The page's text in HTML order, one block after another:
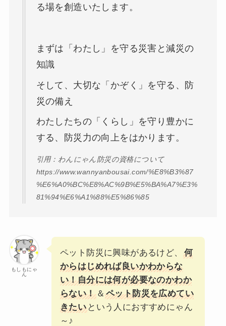
る場を創造いたします。
まずは「わたし」を守る災害と減災の
知識
そして、大切な「かぞく」を守る、防
災の備え
​わたしたちの「くらし」を守り豊かに
する、防災力の向上をはかります。
引用：​わんにゃん防災の資格について
https://www.wannyanbousai.com/%E8%B3%87
%E6%A0%BC%E8%AC%9B%E5%BA%A7%E3%
81%94%E6%A1%88%E5%86%85
もしもにゃ
ん
ペット防災に興味があるけど、
何
からはじめれば良いかわからな
い！自分には何が必要なのかわか
らない！＆ ペット防災を広めてい
きたい という人におすすめにゃん
～♪